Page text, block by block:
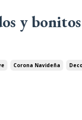
y
Corona Navideña